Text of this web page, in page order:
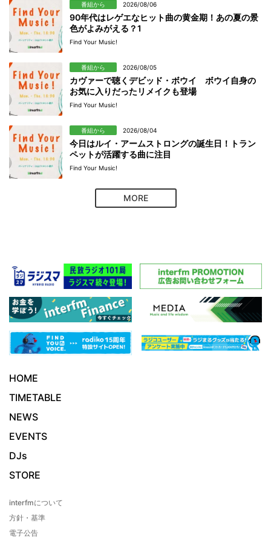
番組から 2026/08/06
90年代はレゲエなヒット曲の黄金期！あの夏の景
色がよみがえる？1
Find Your Music!
番組から 2026/08/05
カヴァーで聴くデビッド・ボウイ ボウイ自身の
お気に入りだったリメイクも登場
Find Your Music!
番組から 2026/08/04
今日はルイ・アームストロングの誕生日！トラン
ペットが活躍する曲に注目
Find Your Music!
MORE
HOME
TIMETABLE
NEWS
EVENTS
DJs
STORE
interfmについて
方針・基準
電子公告